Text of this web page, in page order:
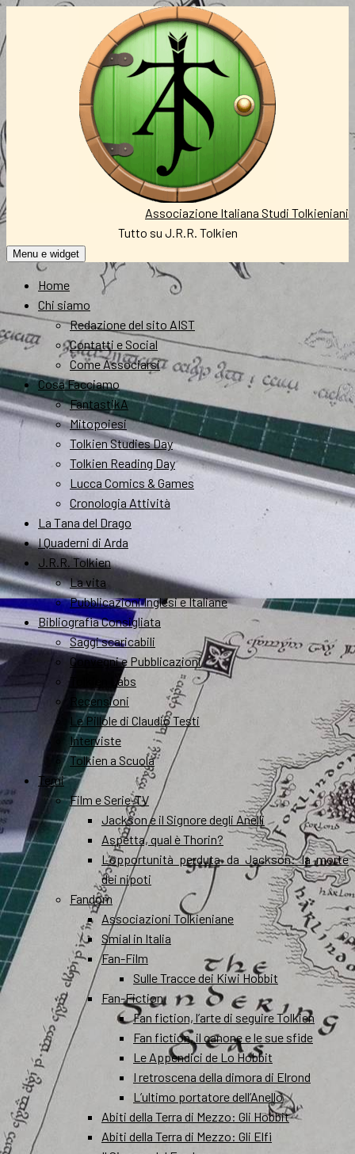
al
Associazione Italiana Studi Tolkieniani
Tutto su J.R.R. Tolkien
Menu e widget
Home
Chi siamo
Redazione del sito AIST
Contatti e Social
Come Associarsi
Cosa Facciamo
FantastikA
Mitopoiesi
Tolkien Studies Day
Tolkien Reading Day
Lucca Comics & Games
Cronologia Attività
La Tana del Drago
I Quaderni di Arda
J.R.R. Tolkien
La vita
Pubblicazioni Inglesi e Italiane
Bibliografia Consigliata
Saggi scaricabili
Convegni e Pubblicazioni
Tolkien Labs
Recensioni
Le Pillole di Claudio Testi
Interviste
Tolkien a Scuola
Temi
Film e Serie-TV
Jackson e il Signore degli Anelli
Aspetta, qual è Thorin?
L’opportunità perduta da Jackson: la morte
dei nipoti
Fandom
Associazioni Tolkieniane
Smial in Italia
Fan-Film
Sulle Tracce dei Kiwi Hobbit
Fan-Fiction
Fan fiction, l’arte di seguire Tolkien
Fan fiction, il canone e le sue sfide
Le Appendici de Lo Hobbit
I retroscena della dimora di Elrond
L’ultimo portatore dell’Anello
Abiti della Terra di Mezzo: Gli Hobbit
Abiti della Terra di Mezzo: Gli Elfi